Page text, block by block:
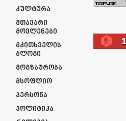
Კულტურა
Მთავარი
Მოვლენები
Მკითხველის
Ბლოგი
Მოგზაურობა
Მსოფლიო
Პერსონა
Პოლიტიკა
1